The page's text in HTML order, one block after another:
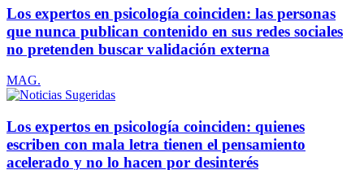
Los expertos en psicología coinciden: las personas
que nunca publican contenido en sus redes sociales
no pretenden buscar validación externa
MAG.
Los expertos en psicología coinciden: quienes
escriben con mala letra tienen el pensamiento
acelerado y no lo hacen por desinterés